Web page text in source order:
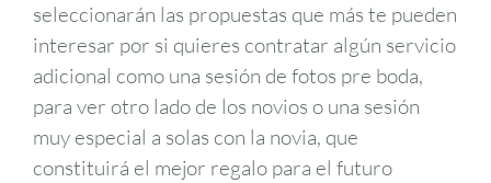
seleccionarán las propuestas que más te pueden
interesar por si quieres contratar algún servicio
adicional como una sesión de fotos pre boda,
para ver otro lado de los novios o una sesión
muy especial a solas con la novia, que
constituirá el mejor regalo para el futuro